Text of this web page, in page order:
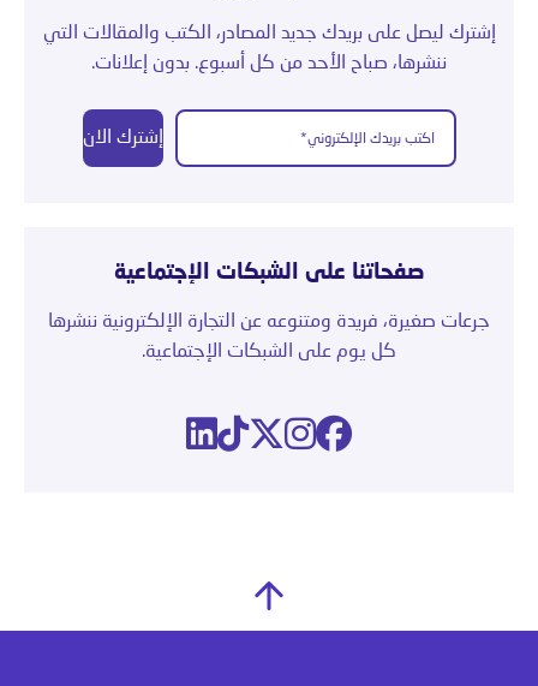
إشترك ليصل على بريدك جديد المصادر، الكتب والمقالات التي
ننشرها، صباح الأحد من كل أسبوع. بدون إعلانات.
إشترك الان
صفحاتنا على الشبكات الإجتماعية
جرعات صغيرة، فريدة ومتنوعه عن التجارة الإلكترونية ننشرها
كل يوم على الشبكات الإجتماعية.